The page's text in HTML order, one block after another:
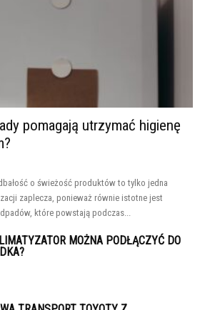
pomagają utrzymać higienę
o świeżość produktów to tylko jedna
zaplecza, ponieważ równie istotne jest
które powstają podczas...
MOŻNA PODŁĄCZYĆ DO